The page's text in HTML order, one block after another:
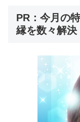
PR：今月の
縁を数々解決